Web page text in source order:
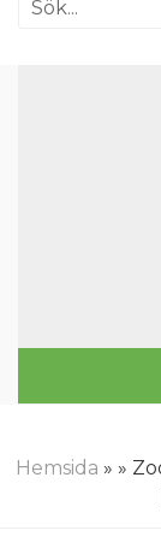
Hemsida » »